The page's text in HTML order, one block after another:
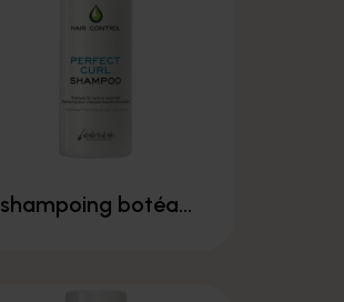
shampoing botéa...